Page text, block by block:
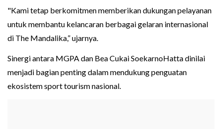
"Kami tetap berkomitmen memberikan dukungan pelayanan
untuk membantu kelancaran berbagai gelaran internasional
di The Mandalika,” ujarnya.
Sinergi antara MGPA dan Bea Cukai SoekarnoHatta dinilai
menjadi bagian penting dalam mendukung penguatan
ekosistem sport tourism nasional.